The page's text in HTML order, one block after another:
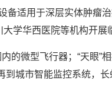
适用于深层实体肿瘤
学华西医院等机构开展
的微型飞行器；“天眼”
到城市智能监控系统，